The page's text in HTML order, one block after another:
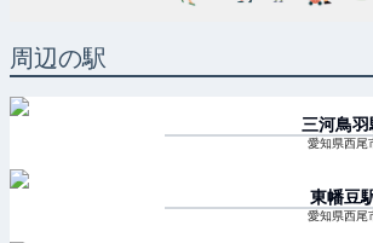
周辺の駅
三河鳥羽
愛知県西尾
東幡豆
愛知県西尾